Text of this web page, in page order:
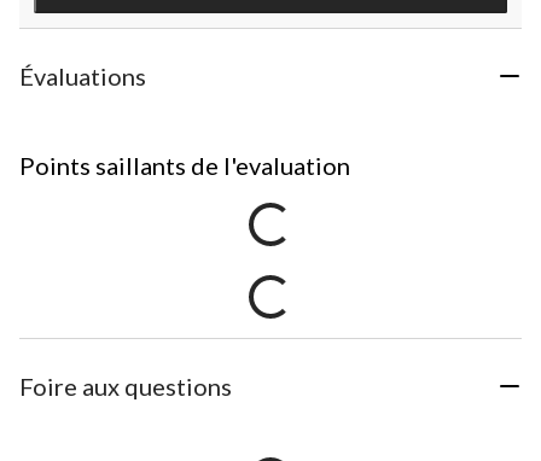
Évaluations
Points saillants de l'evaluation
Foire aux questions